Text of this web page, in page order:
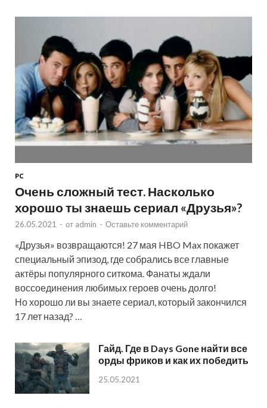
PC
Очень сложный тест. Насколько
хорошо ты знаешь сериал «Друзья»?
26.05.2021 - от admin - Оставьте комментарий
«Друзья» возвращаются! 27 мая HBO Max покажет
специальный эпизод, где собрались все главные
актёры популярного ситкома. Фанаты ждали
воссоединения любимых героев очень долго!
Но хорошо ли вы знаете сериал, который закончился
17 лет назад? …
Гайд. Где в Days Gone найти все
орды фриков и как их победить
25.05.2021